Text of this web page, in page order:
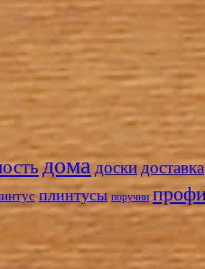
дома доскидоставка
плинтусы поручни